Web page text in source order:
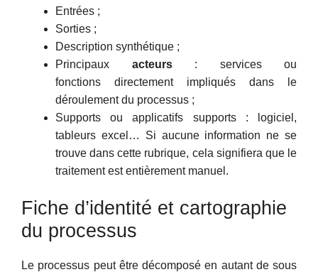
Entrées ;
Sorties ;
Description synthétique ;
Principaux acteurs: services ou
fonctions directement impliqués dans le
déroulement du processus ;
Supports ou applicatifs supports : logiciel,
tableurs excel… Si aucune information ne se
trouve dans cette rubrique, cela signifiera que le
traitement est entièrement manuel.
Fiche d’identité et cartographie
du processus
Le processus peut être décomposé en autant de sous